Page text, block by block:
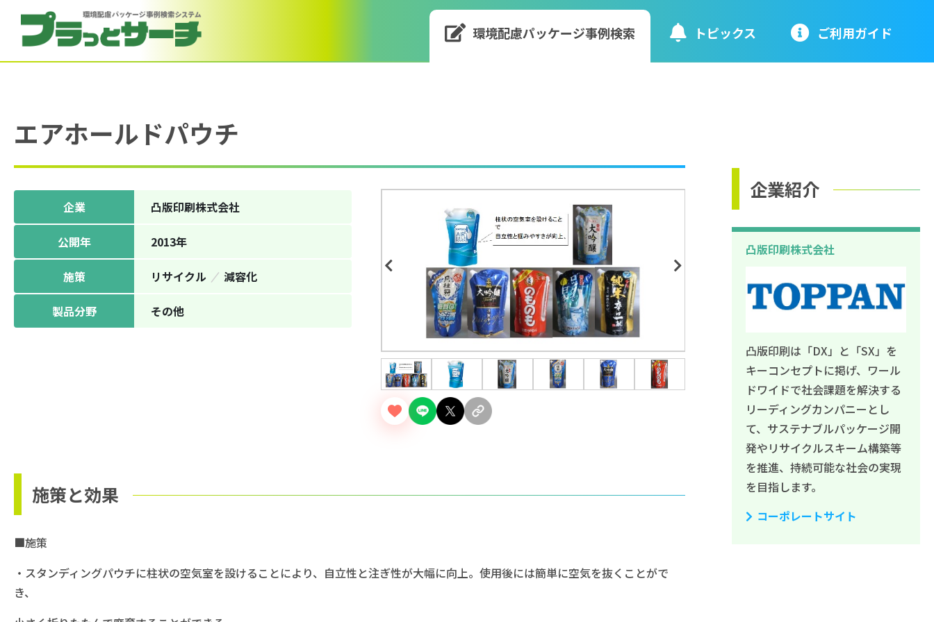
環境配慮パッケージ事例検索 トピックス ご利⽤ガイド
エアホールドパウチ
Previous Next
企業 凸版印刷株式会社
公開年 2013年
施策 リサイクル 減容化
製品分野 その他
施策と効果
■施策
・スタンディングパウチに柱状の空気室を設けることにより、自立性と注ぎ性が大幅に向上。使用後には簡単に空気を抜くことがで
き、
企業紹介
凸版印刷株式会社
凸版印刷は「DX」と「SX」を
キーコンセプトに掲げ、ワール
ドワイドで社会課題を解決する
リーディングカンパニーとし
て、サステナブルパッケージ開
発やリサイクルスキーム構築等
を推進、持続可能な社会の実現
を目指します。
コーポレートサイト